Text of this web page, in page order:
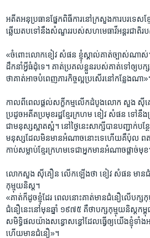
អតីត​អនុ​ប្រធាន​ផ្នែក​ពិធីការ​នៅ​ក្រសួង​ការបរទេស​ខ្ម
ឆ្លើយ​តប​ទៅ​នឹង​សំណួរ​របស់​សហមេធាវី​អន្តរជាតិ​រ
«ចំពោះ​លោក​ខៀវ សំផន ​ខ្ញុំ​ស្គាល់​គាត់​ច្បាស់​ណាស់។
ដឹកនាំ​អ្វី​ធំ​ដុំ​ទេ។ គាត់​ប្រគល់​ខ្លួន​របស់​គាត់​ទៅ​ឲ្យ​បក្
ថា​គាត់​អាចបំពេញ​ភារកិច្ច​ល្អប្រសើរ​នៅ​កន្លែង​ណា»
កាល​ពី​ពេល​ផ្តល់​សក្ខីកម្ម​លើក​ដំបូង​លោក សួង​ ស៊ីគឿ
ប្រដូច​អតីត​ប្រមុខរដ្ឋ​ខ្មែរ​ក្រហម​ ខៀវ សំផន ​ទៅ​នឹង​
ជា​មនុស្ស​ស្អាតស្អំ។ នៅ​ថ្ងៃ​នេះ​សាក្សី​បាន​បញ្ជាក់​បន្
មនុស្ស​ដែល​មិនមាន​អំណាច​នោះ​ទេ​ហើយ​គឺ​ប៉ុល ពត
កាប់សម្លាប់​ខ្មែរ​ក្រហម​ទេ​ជា​អ្នកមាន​អំណាច​ផ្តាច់​មុខ
លោក​សួង ស៊ីគឿន ​លើក​ឡើង​ថា​ ខៀវ​ សំផន ​មាន​
កុម្មុយនិស្ត។
«គាត់​ក៏​ដូច​ខ្ញុំ​ដែរ​ ពេល​នោះ​គាត់​មាន​ជំនឿ​លើ​បក្ស​
ជំនឿ​នេះ​នៅ​មុន​ឆ្នាំ ១៩៧៥ ​គឺ​ថា​បក្ស​កុម្មុយនិស្ត​កម្ពុ
សមិទ្ធិផល​យ៉ាង​សន្ធោ​សន្ធៅ​ដែល​ធ្វើ​ឲ្យ​យើង​ខ្ញុំ​ទាំងអ
ហើយ​មាន​ជំនឿ»។